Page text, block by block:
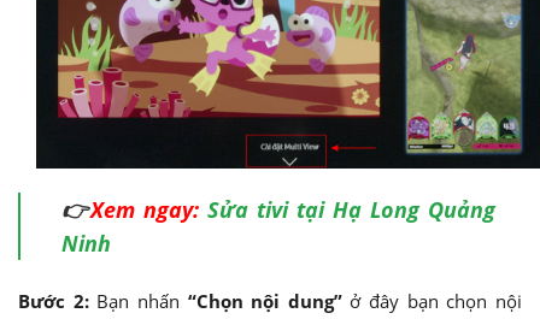
👉Xem ngay: Sửa tivi tại Hạ Long Quảng
Ninh
Bước 2:Bạn nhấn “Chọn nội dung”ở đây bạn chọn nội